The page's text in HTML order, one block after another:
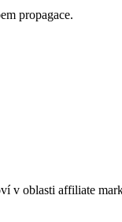
propagace.
oblasti affiliate